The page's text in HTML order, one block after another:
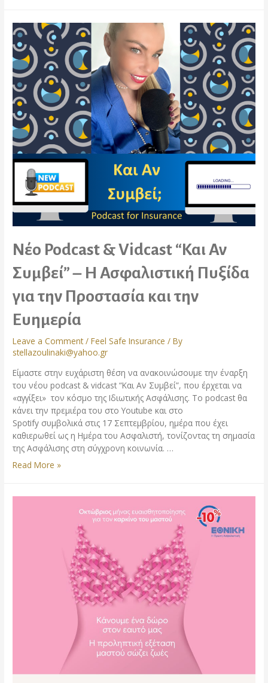
Νέο Podcast & Vidcast “Και Αν
Συμβεί” – Η Ασφαλιστική Πυξίδα
για την Προστασία και την
Ευημερία
Leave a Comment /Feel Safe Insurance / By
stellazoulinaki@yahoo.gr
Είμαστε στην ευχάριστη θέση να ανακοινώσουμε την έναρξη
του νέου podcast & vidcast “Και Αν Συμβεί”, που έρχεται να
«αγγίξει» τον κόσμο της Ιδιωτικής Ασφάλισης. Το podcast θα
κάνει την πρεμιέρα του στο Υoutube και στο
Spotify συμβολικά στις 17 Σεπτεμβρίου, ημέρα που έχει
καθιερωθεί ως η Ημέρα του Ασφαλιστή, τονίζοντας τη σημασία
της Ασφάλισης στη σύγχρονη κοινωνία. …
Read More »